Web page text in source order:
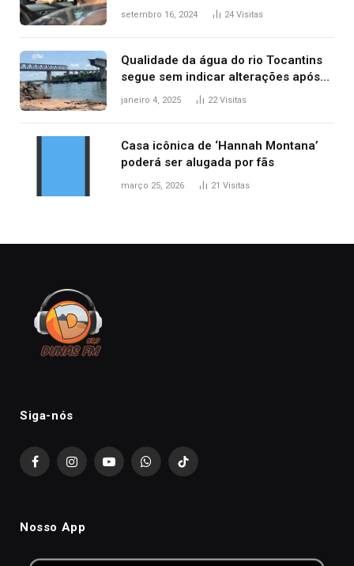
acidentes no trânsito no AP
setembro 16, 2024 24 Visitas
Qualidade da água do rio Tocantins
segue sem indicar alterações após
desabamento da ponte entre MA e
janeiro 4, 2025 22Visitas
Casa icônica de ‘Hannah Montana’
poderá ser alugada por fãs
março 25, 2026 21 Visitas
Siga-nós
FacebookInstagramYouTubeWhatsAppTikTok
Nosso App